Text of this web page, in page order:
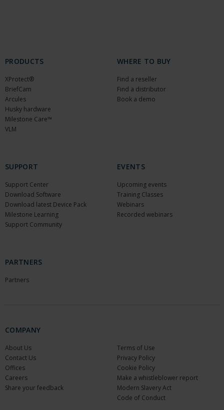
PRODUCTS
XProtect®
BriefCam
Arcules
Husky hardware
Milestone Care™
VLM
WHERE TO BUY
Find a reseller
Find a distributor
Book a demo
SUPPORT
Support Center
Download Software
Download latest Device Pack
Milestone Learning
Support Community
EVENTS
Upcoming events
Training Classes
Webinars
Recorded webinars
PARTNERS
Partners
COMPANY
About Us
Contact Us
Offices
Careers
Share your feedback
Terms of Use
Privacy Policy
Cookie Policy
Make a whistleblower report
Modern Slavery Act
Code of Conduct